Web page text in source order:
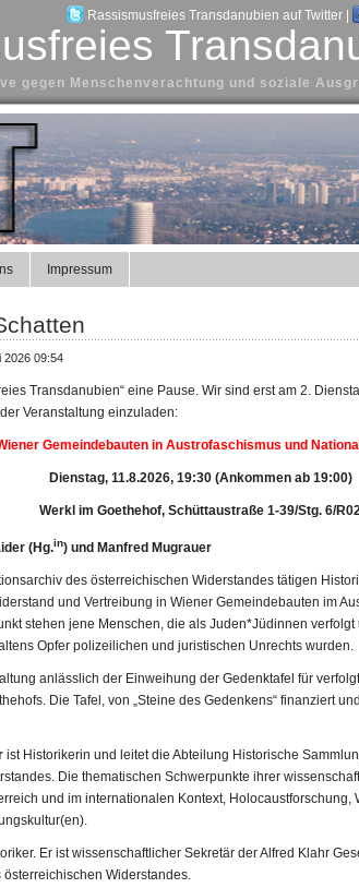
Rassismusfreies Transdanubien auf Twitter
gegen Menschenverachtung und soziale
Impressum
2026 09:54
Transdanubien“ eine Pause. Wir sind erst am 2.
Veranstaltung einzuladen:
Gemeindebauten in Austrofaschismus und
Dienstag, 11.8.2026, 19:30 (Ankommen ab 19:00)
Werkl im Goethehof, Schüttaustraße 1-39/Stg. 6/
(Hg.in) und Manfred Mugrauer
des österreichischen Widerstandes tätigen
und Vertreibung in Wiener Gemeindebauten im
stehen jene Menschen, die als Juden*Jüdinnen
Opfer polizeilichen und juristischen Unrechts wurden.
anlässlich der Einweihung der Gedenktafel für
Die Tafel, von „Steine des Gedenkens“ finanziert
ist Historikerin und leitet die Abteilung Historische
Die thematischen Schwerpunkte ihrer
und im internationalen Kontext, Holocaustforschung,
Er ist wissenschaftlicher Sekretär der Alfred Klahr
Widerstandes.